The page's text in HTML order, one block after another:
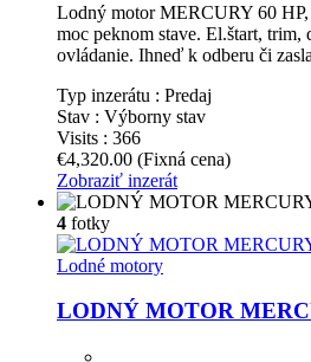
Lodný motor MERCURY 60
moc peknom stave. El.štart,
ovládanie. Ihneď k odberu či
Typ inzerátu : Predaj
Stav : Výborny stav
Visits : 366
€4,320.00 (Fixná cena)
Zobraziť inzerát
4 fotky
Lodné motory
LODNÝ MOTOR